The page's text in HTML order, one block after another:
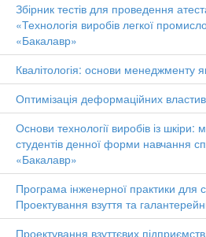
Збірник тестів для проведення
«Технологія виробів легкої
«Бакалавр»
Квалітологія: основи менеджменту
Оптимізація деформаційних
Основи технології виробів із
студентів денної форми навчання
«Бакалавр»
Програма інженерної практики для
Проектування взуття та
Проектування взуттєвих